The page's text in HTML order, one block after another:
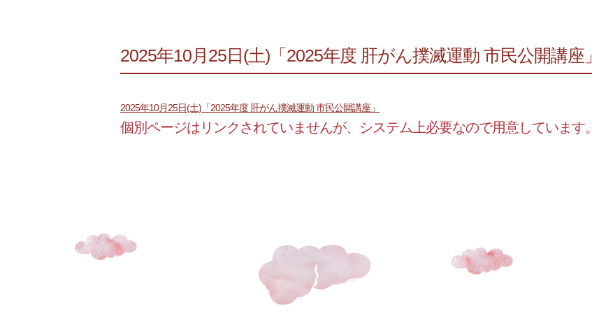
2025年10月25日(土)「2025年度 肝がん撲滅運動 市民公開講座」
2025年10月25日(土)「2025年度 肝がん撲滅運動 市民公開講座」
個別ページはリンクされていませんが、システム上必要なので用意しています。